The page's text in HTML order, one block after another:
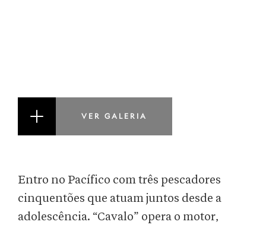
VER GALERIA
Entro no Pacífico com três pescadores
cinquentões que atuam juntos desde a
adolescência. “Cavalo” opera o motor,